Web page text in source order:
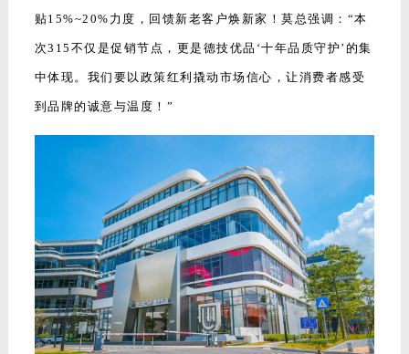
贴15%~20%力度，回馈新老客户焕新家！莫总强调： “本
次315不仅是促销节点，更是德技优品‘十年品质守护’的集
中体现。 我们要以政策红利撬动市场信心，让消费者感受
到品牌的诚意与温度！ ”